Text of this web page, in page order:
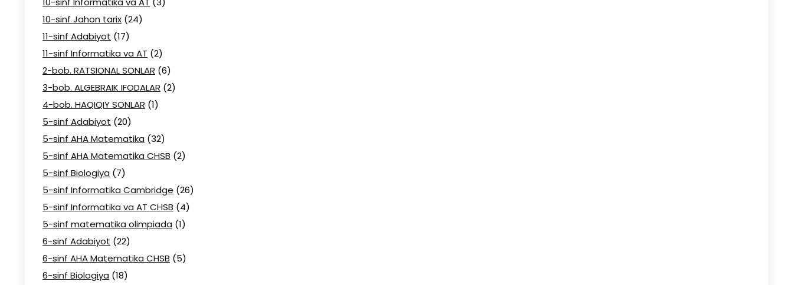
10-sinf Jahon tarix (24)
11-sinf Adabiyot (17)
11-sinf Informatika va AT (2)
2-bob. RATSIONAL SONLAR (6)
3-bob. ALGEBRAIK IFODALAR (2)
4-bob. HAQIQIY SONLAR (1)
5-sinf Adabiyot (20)
5-sinf AHA Matematika (32)
5-sinf AHA Matematika CHSB (2)
5-sinf Biologiya (7)
5-sinf Informatika Cambridge (26)
5-sinf Informatika va AT CHSB (4)
5-sinf matematika olimpiada (1)
6-sinf Adabiyot (22)
6-sinf AHA Matematika CHSB (5)
6-sinf Biologiya (18)